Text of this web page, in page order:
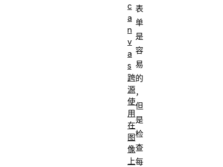
表
单
是
容
易
的
，
但
是
检
查
每
c
a
n
v
a
s
跨
源
使
用
在
图
像
上